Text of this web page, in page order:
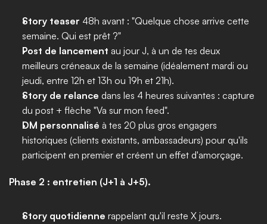
Story teaser 48h avant : "Quelque chose arrive cette
semaine. Qui est prêt ?"
Post de lancement au jour J, à un de tes deux
meilleurs créneaux de la semaine (idéalement mardi ou
jeudi, entre 12h et 13h ou 19h et 21h).
Story de relance dans les 4 heures suivantes : capture
du post + flèche "Va sur mon feed".
DM personnalisé à tes 20 plus gros engagers
historiques (clients existants, ambassadeurs) pour qu'ils
participent en premier et créent un effet d'amorçage.
Phase 2 : entretien (J+1 à J+5).
Story quotidienne rappelant qu'il reste X jours.